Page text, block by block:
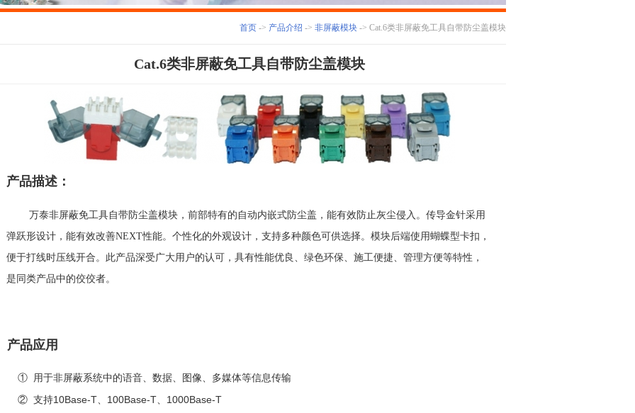
首页 -> 产品介绍 -> 非屏蔽模块 -> Cat.6类非屏蔽免工具自带防尘盖模块
Cat.6类非屏蔽免工具自带防尘盖模块
产品描述：
万泰非屏蔽免工具自带防尘盖模块，前部特有的自动内嵌式防尘盖，能有效防止灰尘侵入。传导金针采用
弹跃形设计，能有效改善NEXT性能。个性化的外观设计，支持多种颜色可供选择。模块后端使用蝴蝶型卡扣，
便于打线时压线开合。此产品深受广大用户的认可，具有性能优良、绿色环保、施工便捷、管理方便等特性，
是同类产品中的佼佼者。
产品应用
① 用于非屏蔽系统中的语音、数据、图像、多媒体等信息传输
② 支持10Base-T、 100Base-T、 1000Base-T